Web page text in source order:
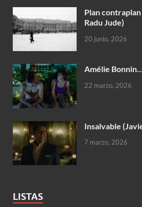
Plan
Radu Jude)
20 junio, 2026
Amélie
22 marzo, 2026
Insalvable
7 marzo, 2026
LISTAS